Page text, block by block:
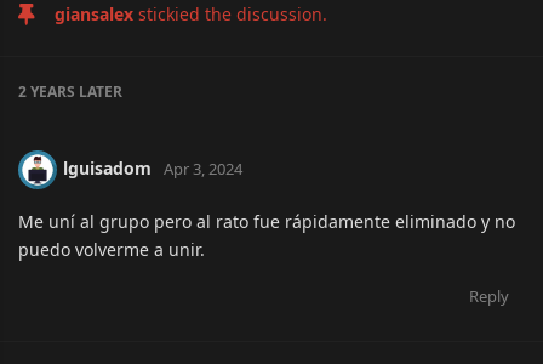
giansalex stickied the discussion.
2 YEARS LATER
lguisadom Apr 3, 2024
Me uní al grupo pero al rato fue rápidamente eliminado y no
puedo volverme a unir.
Reply